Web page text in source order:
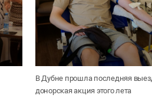
В Дубне прошла последняя
донорская акция этого лета